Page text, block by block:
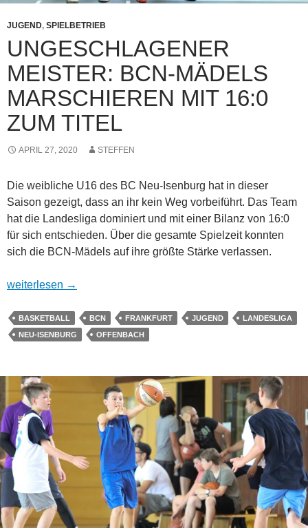
JUGEND, SPIELBETRIEB
UNGESCHLAGENER
MEISTER: BCN-MÄDELS
MARSCHIEREN MIT 16:0
ZUM TITEL
APRIL 27, 2020 STEFFEN
Die weibliche U16 des BC Neu-Isenburg hat in dieser
Saison gezeigt, dass an ihr kein Weg vorbeiführt. Das Team
hat die Landesliga dominiert und mit einer Bilanz von 16:0
für sich entschieden. Über die gesamte Spielzeit konnten
sich die BCN-Mädels auf ihre größte Stärke verlassen.
Ungeschlagener Meister: BCN-Mädels marschieren mit 16:0
weiterlesen →
BASKETBALL BCN FRANKFURT JUGEND
LANDESLIGA
NEU-ISENBURG
OFFENBACH